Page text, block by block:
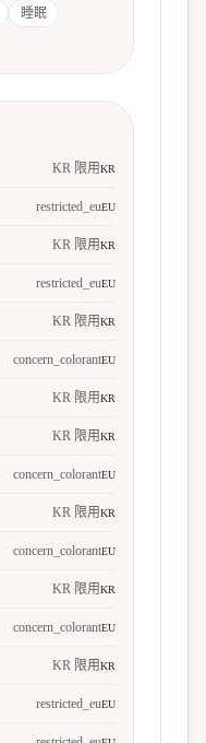
睡眠
KR 限用KR
restricted_euEU
KR 限用KR
restricted_euEU
KR 限用KR
concern_colorantEU
KR 限用KR
KR 限用KR
concern_colorantEU
KR 限用KR
concern_colorantEU
KR 限用KR
concern_colorantEU
KR 限用KR
restricted_euEU